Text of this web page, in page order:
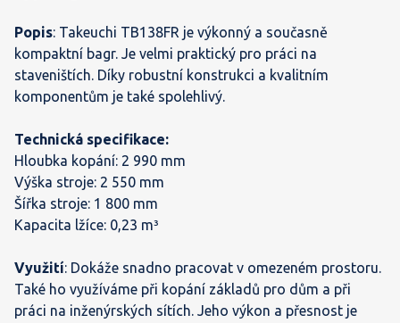
Popis: Takeuchi TB138FR je výkonný a současně
kompaktní bagr. Je velmi praktický pro práci na
staveništích. Díky robustní konstrukci a kvalitním
komponentům je také spolehlivý.
Technická specifikace:
Hloubka kopání: 2 990 mm
Výška stroje: 2 550 mm
Šířka stroje: 1 800 mm
Kapacita lžíce: 0,23 m³
Využití: Dokáže snadno pracovat v omezeném prostoru.
Také ho využíváme při kopání základů pro dům a při
práci na inženýrských sítích. Jeho výkon a přesnost je